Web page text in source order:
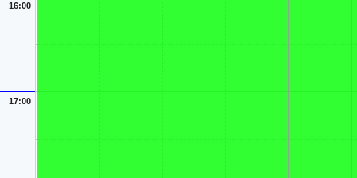
16:00
17:00